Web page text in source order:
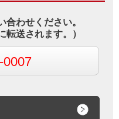
合わせください。
転送されます。）
0007